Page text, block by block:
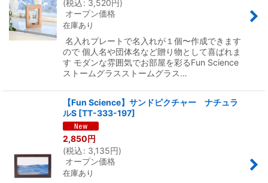
(税込: 3,520円)
オープン価格
在庫あり
名入れプレートで名入れが１個〜作成できます
ので 個人名や団体名など贈り物として喜ばれま
す モダンな雰囲気でお部屋を彩るFun Science
ストームグラスストームグラス…
【Fun Science】サンドピクチャー ナチュラ
ルS [TT-333-197]
2,850 円
(税込: 3,135円)
オープン価格
在庫あり